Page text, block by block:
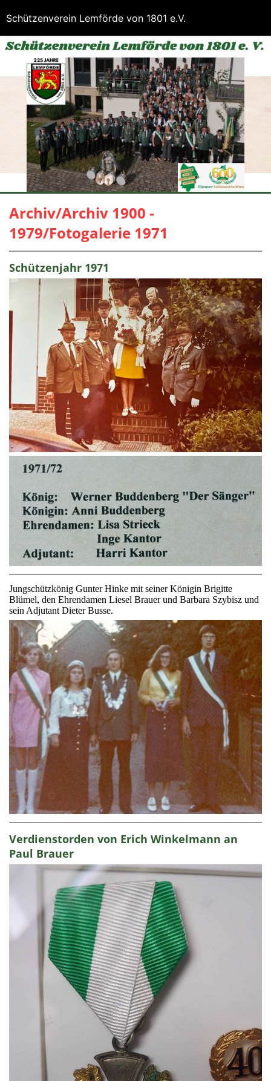
Archiv/Archiv 1900 -
1979/Fotogalerie 1971
Schützenjahr 1971
Jungschützkönig Gunter Hinke mit seiner Königin Brigitte
Blümel, den Ehrendamen Liesel Brauer und Barbara Szybisz und
sein Adjutant Dieter Busse.
Verdienstorden von Erich Winkelmann an
Paul Brauer
Schützenverein Lemförde von 1801 e.V.